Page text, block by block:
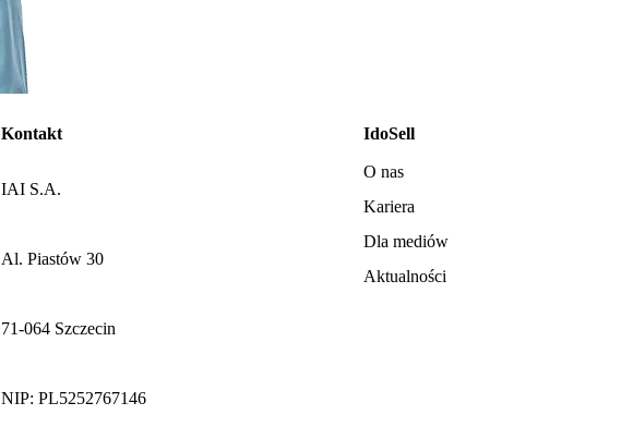
Kontakt
IAI S.A.
Al. Piastów 30
71-064 Szczecin
NIP: PL5252767146
IdoSell
O nas
Kariera
Dla mediów
Aktualności